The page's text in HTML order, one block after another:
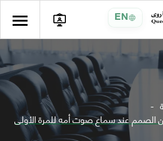
EN
الصمم عند سماع صوت أمه للمرة الأولى